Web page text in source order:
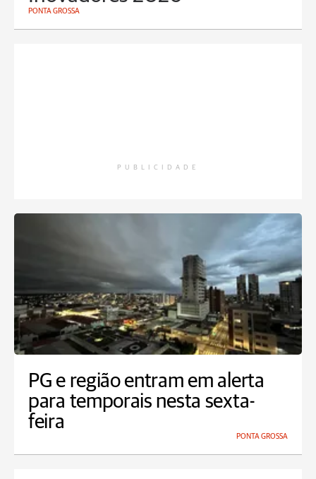
PONTA GROSSA
PUBLICIDADE
PG e região entram em alerta
para temporais nesta sexta-
feira
PONTA GROSSA